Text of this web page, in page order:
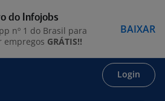
Login
do Infojobs
nº 1 do Brasil para
empregos GRÁTIS!!
BAIXAR